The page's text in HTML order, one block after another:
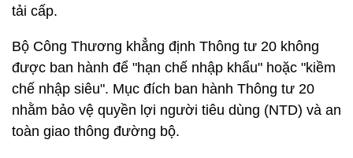
tải cấp.
Bộ Công Thương khẳng định Thông tư 20 không
được ban hành để "hạn chế nhập khẩu" hoặc "kiềm
chế nhập siêu". Mục đích ban hành Thông tư 20
nhằm bảo vệ quyền lợi người tiêu dùng (NTD) và an
toàn giao thông đường bộ.